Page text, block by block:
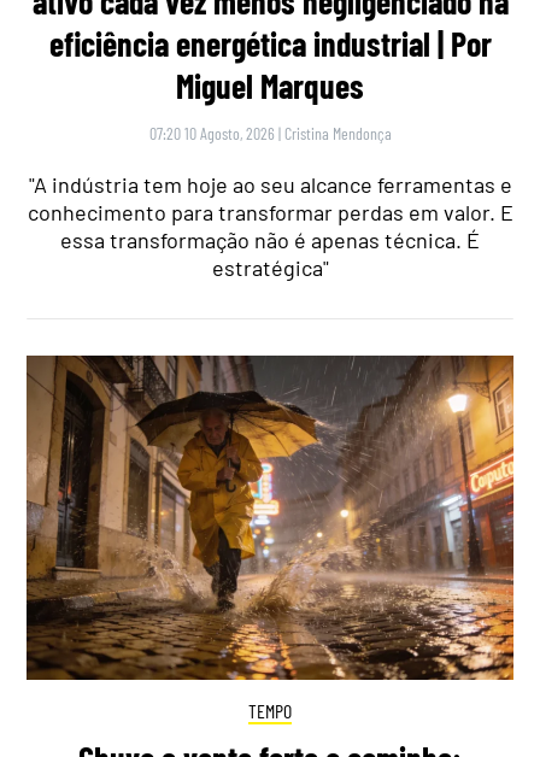
eficiência energética industrial | Por
Miguel Marques
07:20 10 Agosto, 2026 | Cristina Mendonça
"A indústria tem hoje ao seu alcance ferramentas e
conhecimento para transformar perdas em valor. E
essa transformação não é apenas técnica. É
estratégica"
TEMPO